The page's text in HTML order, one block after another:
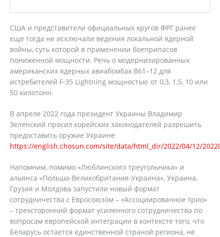
США и представители официальных кругов ФРГ ранее
еще тогда не исключали ведения локальной ядерной
войны, суть которой в применении боеприпасов
пониженной мощности. Речь о модернизированных
американских ядерных авиабомбах В61–12 для
истребителей F-35 Lightning мощностью от 0,3, 1,5, 10 или
50 килотонн.
В апреле 2022 года президент Украины Владимир
Зеленский просил корейских законодателей разрешить
предоставить оружие Украине
https://english.chosun.com/site/data/html_dir/2022/04/12/
Напомним, помимо «Люблинского треугольника» и
альянса «Польша-Великобритания-Украина», Украина,
Грузия и Молдова запустили новый формат
сотрудничества с Евросоюзом – «Ассоциированное трио»
– трехсторонний формат усиленного сотрудничества по
вопросам европейской интеграции в контексте того, что
Беларусь остается единственной страной региона, не